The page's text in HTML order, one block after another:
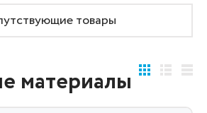
товары
материалы